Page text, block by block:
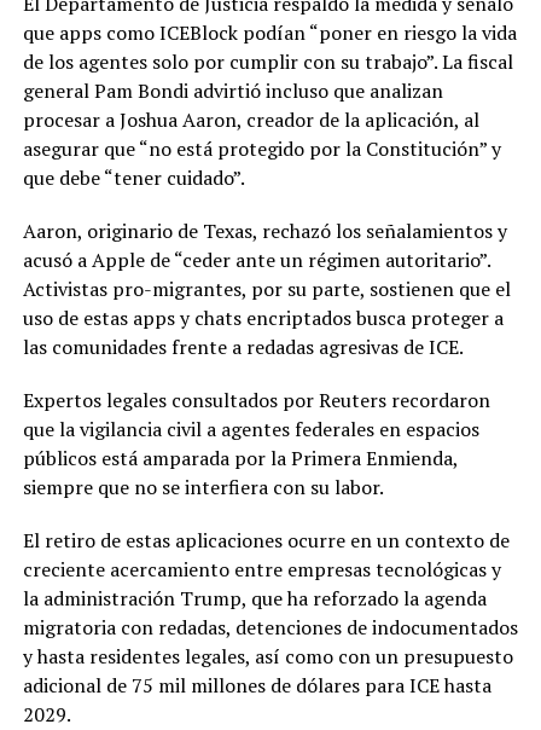
que apps como ICEBlock podían “poner en riesgo la vida
de los agentes solo por cumplir con su trabajo”. La fiscal
general Pam Bondi advirtió incluso que analizan
procesar a Joshua Aaron, creador de la aplicación, al
asegurar que “no está protegido por la Constitución” y
que debe “tener cuidado”.
Aaron, originario de Texas, rechazó los señalamientos y
acusó a Apple de “ceder ante un régimen autoritario”.
Activistas pro-migrantes, por su parte, sostienen que el
uso de estas apps y chats encriptados busca proteger a
las comunidades frente a redadas agresivas de ICE.
Expertos legales consultados por Reuters recordaron
que la vigilancia civil a agentes federales en espacios
públicos está amparada por la Primera Enmienda,
siempre que no se interfiera con su labor.
El retiro de estas aplicaciones ocurre en un contexto de
creciente acercamiento entre empresas tecnológicas y
la administración Trump, que ha reforzado la agenda
migratoria con redadas, detenciones de indocumentados
y hasta residentes legales, así como con un presupuesto
adicional de 75 mil millones de dólares para ICE hasta
2029.